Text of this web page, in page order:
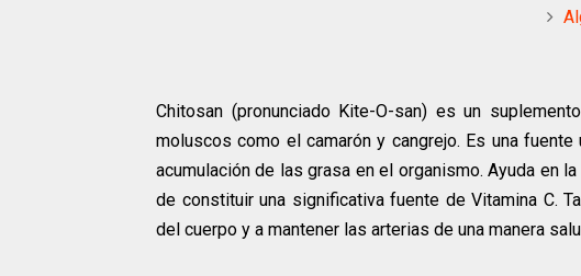
Chitosan (pronunciado Kite-O-san) es un
moluscos como el camarón y cangrejo. Es una
acumulación de las grasa en el organismo. Ayuda en
de constituir una significativa fuente de Vitamina C.
del cuerpo y a mantener las arterias de una manera